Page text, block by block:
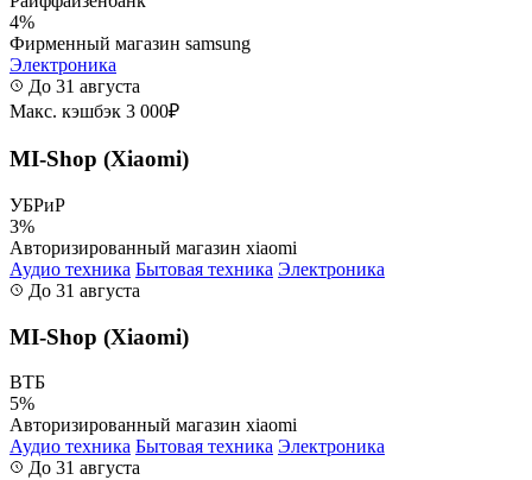
4%
Фирменный магазин samsung
Электроника
До 31 августа
Макс. кэшбэк 3 000₽
MI-Shop (Xiaomi)
УБРиР
3%
Авторизированный магазин xiaomi
Аудио техника Бытовая техника Электроника
До 31 августа
MI-Shop (Xiaomi)
ВТБ
5%
Авторизированный магазин xiaomi
Аудио техника Бытовая техника Электроника
До 31 августа